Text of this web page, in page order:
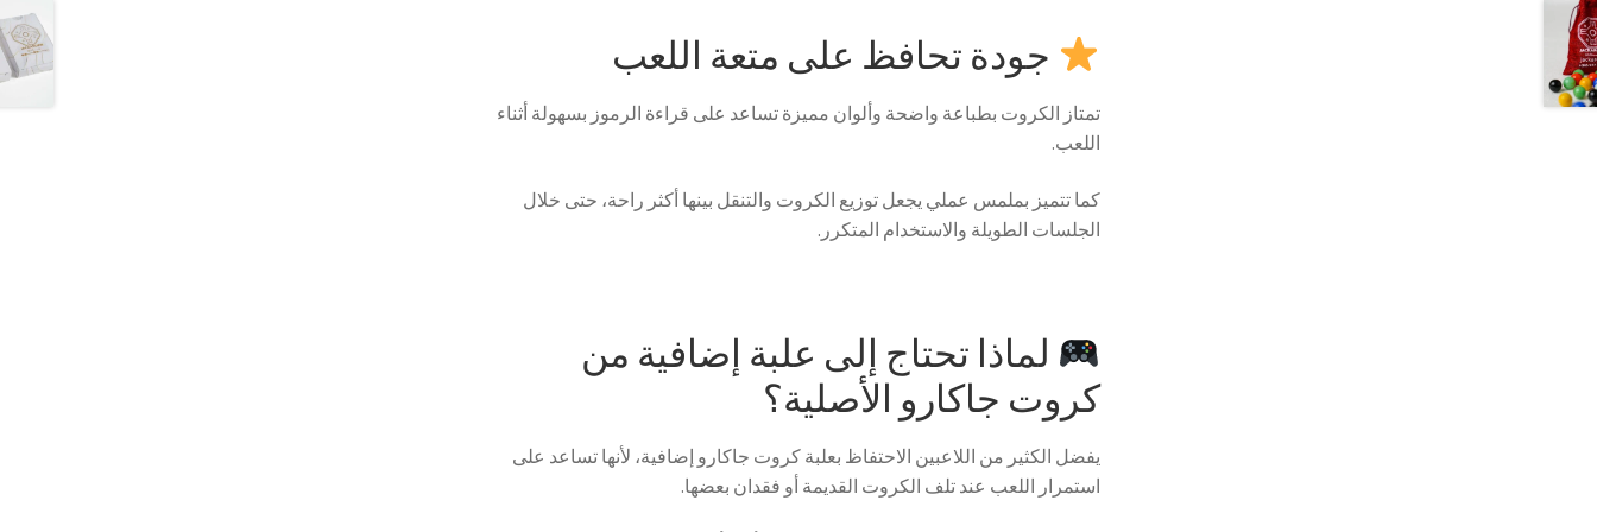
جودة تحافظ على متعة اللعب
تمتاز الكروت بطباعة واضحة وألوان مميزة تساعد على قراءة الرموز بسهولة أثناء
اللعب.
كما تتميز بملمس عملي يجعل توزيع الكروت والتنقل بينها أكثر راحة، حتى خلال
الجلسات الطويلة والاستخدام المتكرر.
لماذا تحتاج إلى علبة إضافية من
كروت جاكارو الأصلية؟
يفضل الكثير من اللاعبين الاحتفاظ بعلبة كروت جاكارو إضافية، لأنها تساعد على
استمرار اللعب عند تلف الكروت القديمة أو فقدان بعضها.